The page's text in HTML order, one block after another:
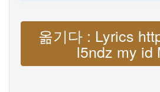
옮기다 : Lyrics
l5ndz my id